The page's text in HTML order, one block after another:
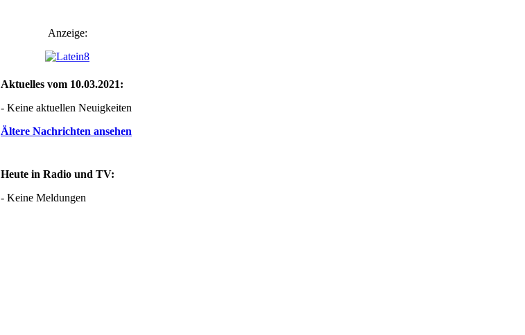
Anzeige:
Aktuelles vom 10.03.2021:
- Keine aktuellen Neuigkeiten
Ältere Nachrichten ansehen
Heute in Radio und TV:
- Keine Meldungen